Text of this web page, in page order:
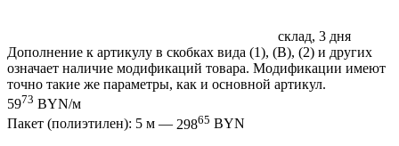
склад, 3 дня
Дополнение к артикулу в скобках вида (1), (B), (2) и других
означает наличие модификаций товара. Модификации имеют
точно такие же параметры, как и основной артикул.
5973 BYN/м
Пакет (полиэтилен): 5 м — 29865 BYN